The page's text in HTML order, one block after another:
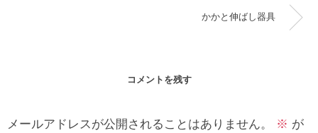
かかと伸ばし器具
コメントを残す
メールアドレスが公開されることはありません。 ※ が